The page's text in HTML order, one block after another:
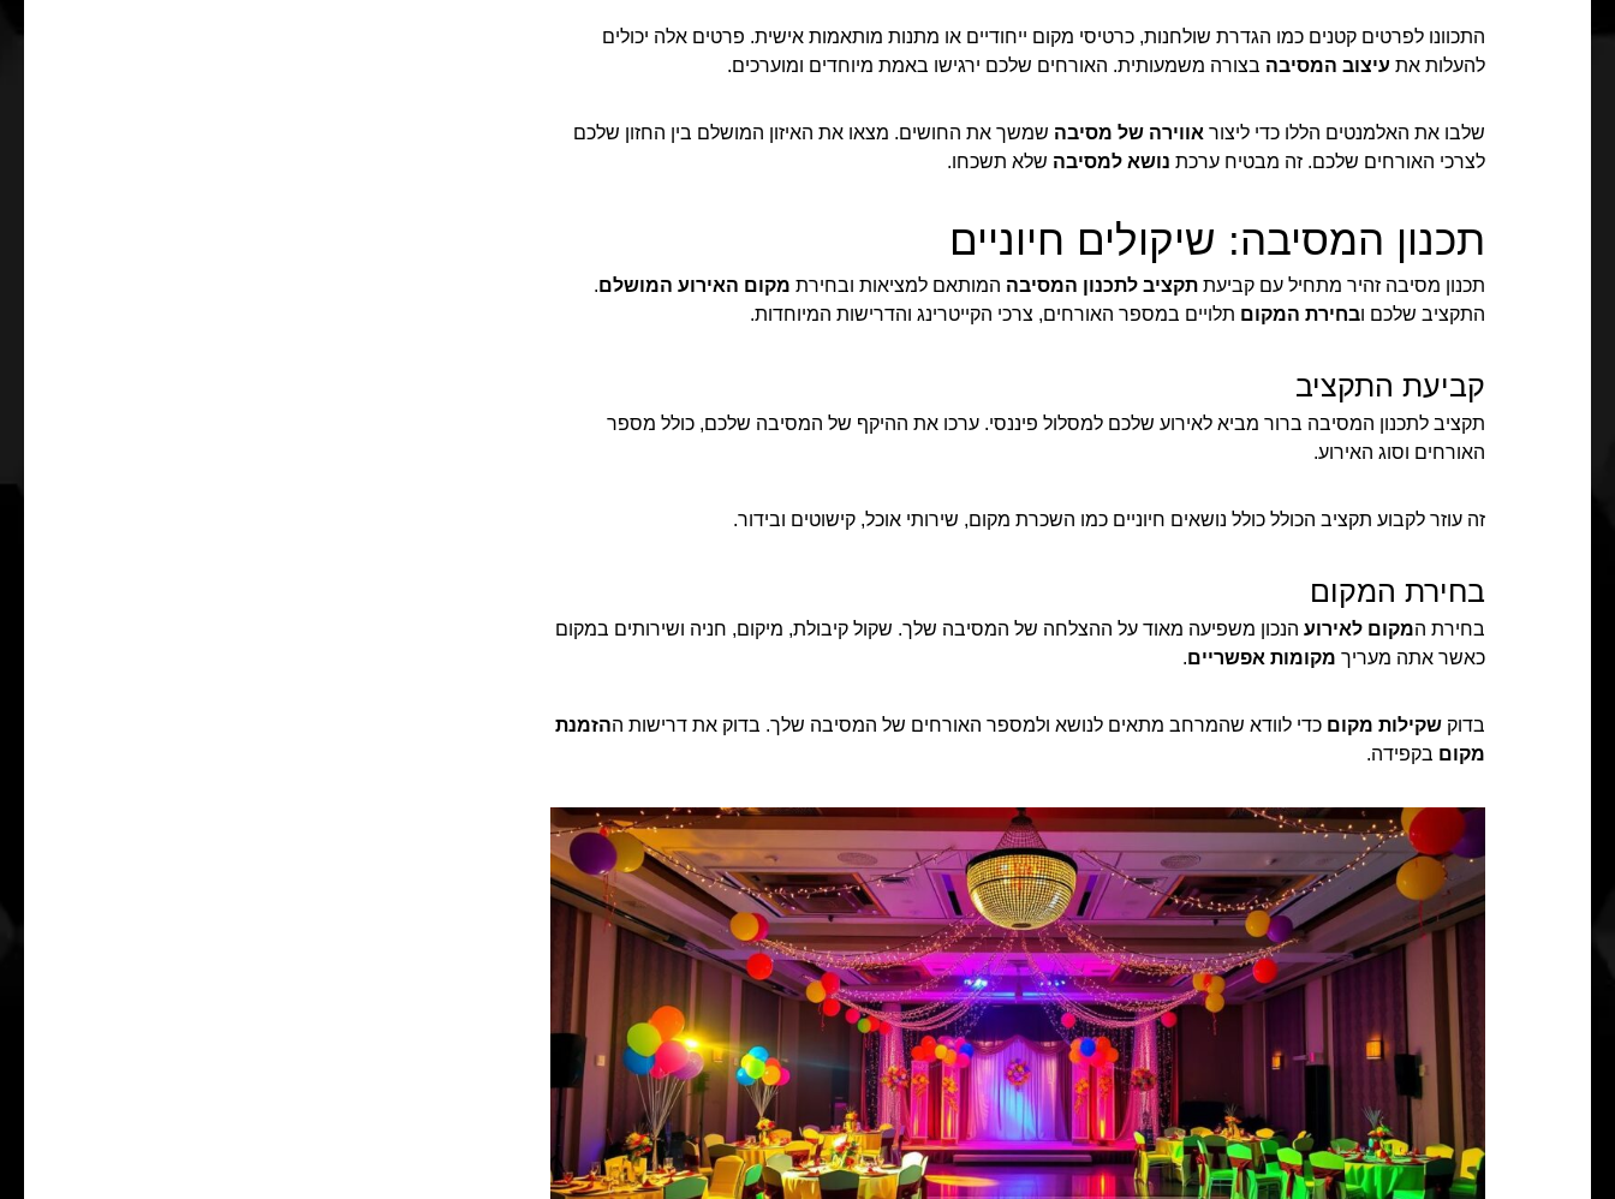
התכוונו לפרטים קטנים כמו הגדרת שולחנות, כרטיסי מקום ייחודיים או מתנות מותאמות אישית. פרטים אלה יכולים
להעלות את עיצוב המסיבה בצורה משמעותית. האורחים שלכם ירגישו באמת מיוחדים ומוערכים.
שלבו את האלמנטים הללו כדי ליצור אווירה של מסיבה שמשך את החושים. מצאו את האיזון המושלם בין החזון שלכם
לצרכי האורחים שלכם. זה מבטיח ערכת נושא למסיבה שלא תשכחו.
תכנון המסיבה: שיקולים חיוניים
תכנון מסיבה זהיר מתחיל עם קביעת תקציב לתכנון המסיבה המותאם למציאות ובחירת מקום האירוע המושלם.
התקציב שלכם ובחירת המקום תלויים במספר האורחים, צרכי הקייטרינג והדרישות המיוחדות.
קביעת התקציב
תקציב לתכנון המסיבה ברור מביא לאירוע שלכם למסלול פיננסי. ערכו את ההיקף של המסיבה שלכם, כולל מספר
האורחים וסוג האירוע.
זה עוזר לקבוע תקציב הכולל כולל נושאים חיוניים כמו השכרת מקום, שירותי אוכל, קישוטים ובידור.
בחירת המקום
בחירת המקום לאירוע הנכון משפיעה מאוד על ההצלחה של המסיבה שלך. שקול קיבולת, מיקום, חניה ושירותים במקום
כאשר אתה מעריך מקומות אפשריים.
בדוק שקילות מקום כדי לוודא שהמרחב מתאים לנושא ולמספר האורחים של המסיבה שלך. בדוק את דרישות ההזמנת
מקום בקפידה.